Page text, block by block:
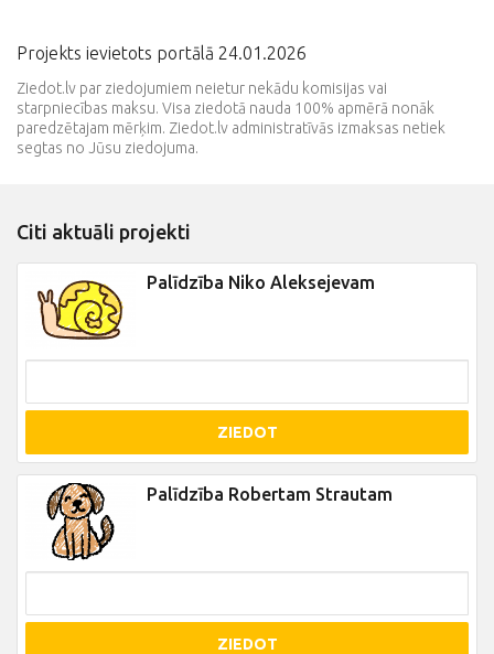
Projekts ievietots portālā 24.01.2026
Ziedot.lv par ziedojumiem neietur nekādu komisijas vai
starpniecības maksu. Visa ziedotā nauda 100% apmērā nonāk
paredzētajam mērķim. Ziedot.lv administratīvās izmaksas netiek
segtas no Jūsu ziedojuma.
Citi aktuāli projekti
Palīdzība Niko Aleksejevam
ZIEDOT
Palīdzība Robertam Strautam
ZIEDOT